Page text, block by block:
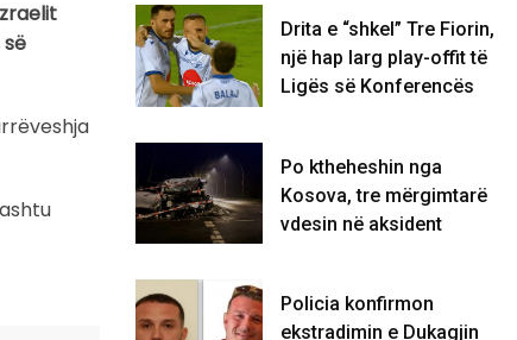
Drita e “shkel” Tre Fiorin,
një hap larg play-offit të
Ligës së Konferencës
Po ktheheshin nga
Kosova, tre mërgimtarë
vdesin në aksident
Policia konfirmon
ekstradimin e Dukagjin